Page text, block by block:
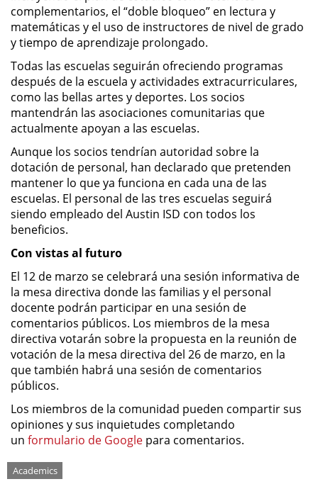
complementarios, el “doble bloqueo” en lectura y
matemáticas y el uso de instructores de nivel de grado
y tiempo de aprendizaje prolongado.
Todas las escuelas seguirán ofreciendo programas
después de la escuela y actividades extracurriculares,
como las bellas artes y deportes. Los socios
mantendrán las asociaciones comunitarias que
actualmente apoyan a las escuelas.
Aunque los socios tendrían autoridad sobre la
dotación de personal, han declarado que pretenden
mantener lo que ya funciona en cada una de las
escuelas. El personal de las tres escuelas seguirá
siendo empleado del Austin ISD con todos los
beneficios.
Con vistas al futuro
El 12 de marzo se celebrará una sesión informativa de
la mesa directiva donde las familias y el personal
docente podrán participar en una sesión de
comentarios públicos. Los miembros de la mesa
directiva votarán sobre la propuesta en la reunión de
votación de la mesa directiva del 26 de marzo, en la
que también habrá una sesión de comentarios
públicos.
Los miembros de la comunidad pueden compartir sus
opiniones y sus inquietudes completando
un formulario de Google para comentarios.
Tags
Academics